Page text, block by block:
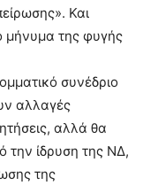
Και
μήνυμα της φυγής
συνέδριο
αλλαγές
αλλά θα
την ίδρυση της ΝΔ,
της